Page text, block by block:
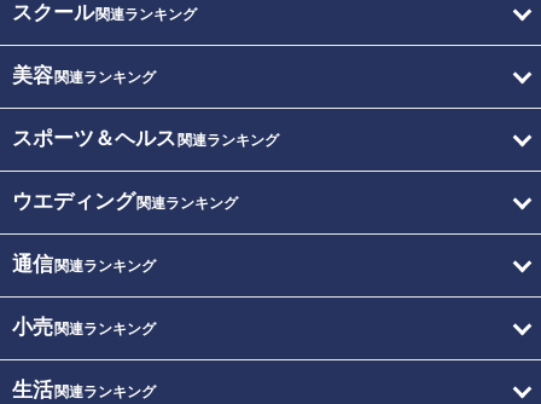
スクール関連ランキング
美容関連ランキング
スポーツ＆ヘルス 関連ランキング
ウエディング関連ランキング
通信関連ランキング
小売関連ランキング
生活関連ランキング